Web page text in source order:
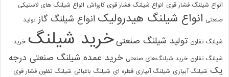
انواع شیلنگ فشار قوی انواع شیلنگ فشار قوی کارواش انواع شیلنگ های لاستیکی
صنعتی انواع شیلنگ هیدرولیک انواع شیلنگ گاز تولید
شیلنگ تفلون تولید شیلنگ صنعتی خرید شیلنگ خرید
شیلنگ تفلون خرید شیلنگ‌های صنعتی خرید عمده شیلنگ صنعتی درجه
یک شیلنگ آبیاری شیلنگ آبیاری قطره ای شیلنگ باغبانی شیلنگ تفلون فشار قوی